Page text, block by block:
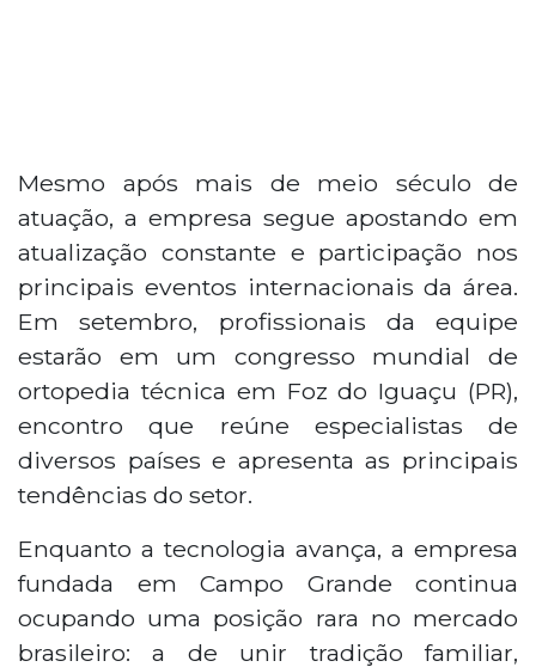
Mesmo após mais de meio século de
atuação, a empresa segue apostando em
atualização constante e participação nos
principais eventos internacionais da área.
Em setembro, profissionais da equipe
estarão em um congresso mundial de
ortopedia técnica em Foz do Iguaçu (PR),
encontro que reúne especialistas de
diversos países e apresenta as principais
tendências do setor.
Enquanto a tecnologia avança, a empresa
fundada em Campo Grande continua
ocupando uma posição rara no mercado
brasileiro: a de unir tradição familiar,